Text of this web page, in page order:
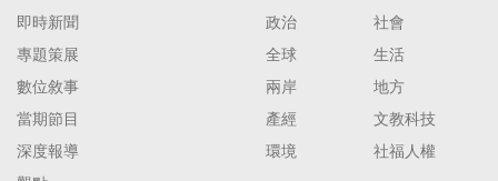
即時新聞
專題策展
數位敘事
當期節目
深度報導
政治
社會
全球
生活
兩岸
地方
產經
文教科技
環境
社福人權